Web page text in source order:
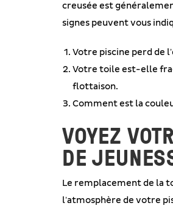
creusée est
signes peuvent vous
Votre piscine perd de
Votre toile est-elle
flottaison.
Comment est la
VOYEZ
DE
Le remplacement de la
l’atmosphère de votre